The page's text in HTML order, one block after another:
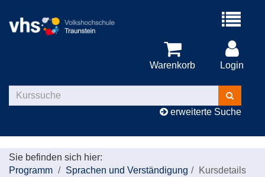
Menü
Warenkorb Login
Kurse
suchen
erweiterte Suche
Sie befinden sich hier:
Programm
Sprachen und Verständigung Kursdetails